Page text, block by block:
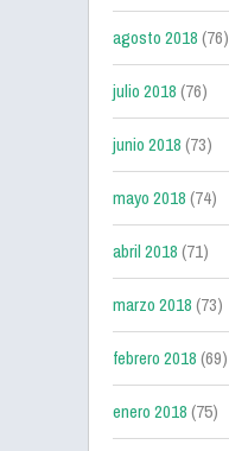
agosto 2018(76)
julio 2018(76)
junio 2018(73)
mayo 2018(74)
abril 2018(71)
marzo 2018(73)
febrero 2018(69)
enero 2018(75)